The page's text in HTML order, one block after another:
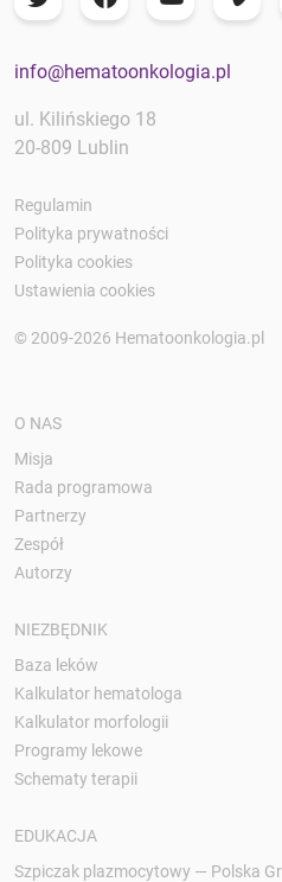
info@hematoonkologia.pl
ul. Kilińskiego 18
20-809 Lublin
Regulamin
Polityka prywatności
Polityka cookies
Ustawienia cookies
© 2009-2026 Hematoonkologia.pl
O NAS
Misja
Rada programowa
Partnerzy
Zespół
Autorzy
NIEZBĘDNIK
Baza leków
Kalkulator hematologa
Kalkulator morfologii
Programy lekowe
Schematy terapii
EDUKACJA
Szpiczak plazmocytowy — Polska